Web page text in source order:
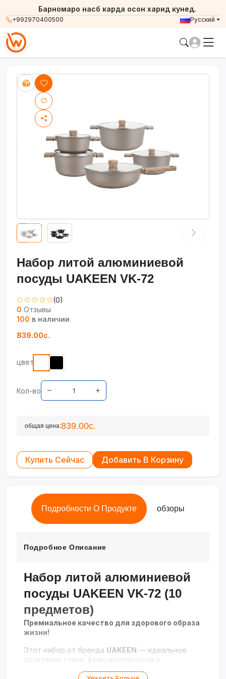
+992970400500
Барномаро насб карда осон харид кунед.
Русский
Набор литой алюминиевой
посуды UAKEEN VK-72
(0)
0 Отзывы
100 в наличии
839.00с.
цвет
Кол-во
общая цена:839.00с.
Купить Сейчас Добавить В Корзину
Подробности О Продукте обзоры
Подробное Описание
Набор литой алюминиевой
посуды UAKEEN VK-72 (10
предметов)
Премиальное качество для здорового образа
жизни!
Этот набор от бренда UAKEEN — идеальное
сочетание стиля, функциональности и